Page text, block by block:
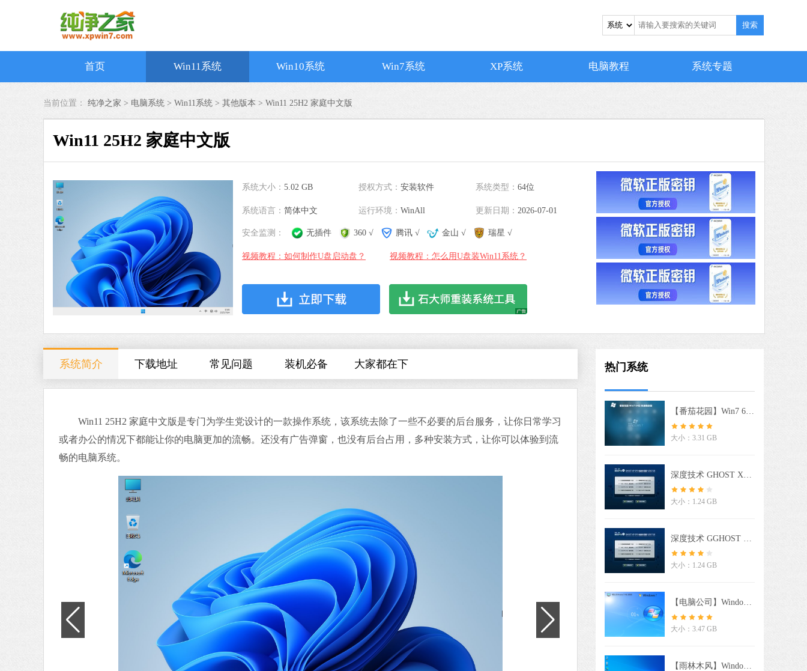
搜索
首页 Win11系统 Win10系统 Win7系统 XP系统 电脑教程 系统专题
当前位置： 纯净之家 > 电脑系统 > Win11系统 > 其他版本 > Win11 25H2 家庭中文版
Win11 25H2 家庭中文版
系统大小： 5.02 GB 授权方式：安装软件 系统类型： 64位
系统语言： 简体中文 运行环境：WinAll 更新日期： 2026-07-01
安全监测： 无插件 360 √ 腾讯 √ 金山 √ 瑞星 √
视频教程：如何制作U盘启动盘？ 视频教程：怎么用U盘装Win11系统？
系统简介 下载地址 常见问题 装机必备 大家都在下
Win11 25H2 家庭中文版是专门为学生党设计的一款操作系统，该系统去除了一些不必要的后台服务，让你日常学习
或者办公的情况下都能让你的电脑更加的流畅。还没有广告弹窗，也没有后台占用，多种安装方式，让你可以体验到流
畅的电脑系统。
热门系统
【番茄花园】Win7 64位 快速稳定版
大小：3.31 GB
深度技术 GHOST XP SP3 电脑专用版 V2017.03
大小：1.24 GB
深度技术 GGHOST XP SP3 电脑专用版 V2017.02
大小：1.24 GB
【电脑公司】Windows7 64位 免费旗舰版
大小：3.47 GB
【雨林木风】Windows10 64位稳定版系统
下载
搜狗输入法
谷歌浏览器
微信
软件语言：简体中文
爱奇艺
软件大小：77.08 MB
软件语言：简体中文
哔哩哔哩
软件语言：简体中文
夸克浏览器
软件大小：18.76 MB
下载
驱动人生
软件大小：194.27 MB
软件语言：简体中文
搜狗输入法